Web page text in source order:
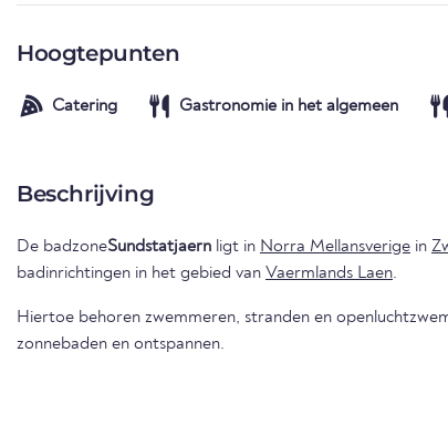
Hoogtepunten
Catering Gastronomie in het algemeen
Beschrijving
De badzoneSundstatjaern ligt in Norra Mellansverige in
badinrichtingen in het gebied van Vaermlands Laen.
Hiertoe behoren zwemmeren, stranden en
zonnebaden en ontspannen.